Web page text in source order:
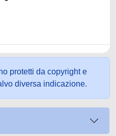
protetti da copyright e
diversa indicazione.